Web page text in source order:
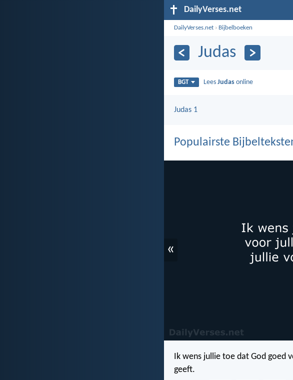
DailyVerses.net
DailyVerses.net › Bijbelboeken
Judas
BGT LeesJudas online
Judas 1
Populairste
«
Ik wens jullie toe dat God goed
geeft.